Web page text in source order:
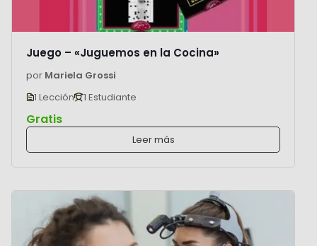
Juego – «Juguemos en la Cocina»
por Mariela Grossi
1 Lección
1 Estudiante
Gratis
Leer más